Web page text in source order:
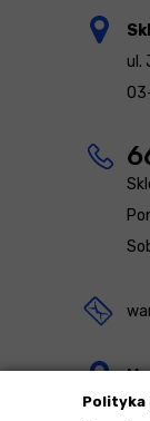
Polityka
ul.